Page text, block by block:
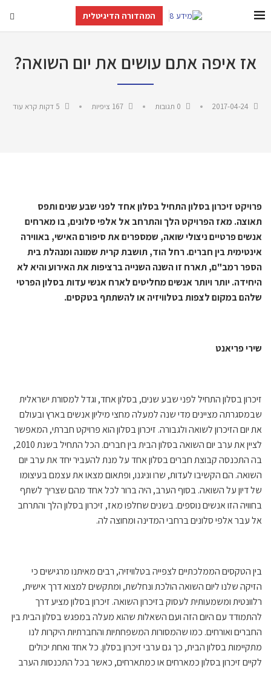
המהדורה הדיגיטלית
אז איפה אתם עושים את יום השואה?
2017-04-24
167 ציפיות
פרויקט זיכרון בסלון התחיל בסלון אחד לפני שבע שנים ותפס
תאוצה. מאז הפרויקט הלך והתרחב אל אלפי סלונים, בו מארחים
אנשים פרטיים ניצולי שואה, שמספרים את סיפורם האישי, באווירה
אינטימית בין חברים. רחל הוד, תושבת קרית שמונה ומנהלת בית
הספר רמב"ם, תארח זו השנה השנייה ברציפות את האירוע והיא לא
היחידה. יותר ויותר אנשים מחליטים לארח אנשי עדות בסלון הפרטי
שלהם במקום לצפות בטלוויזיה או להשתתף בטקסים.
שירי פריאנט
זיכרון בסלון התחיל לפני שבע שנים, בסלון אחד, וגדל למסורת ישראלית
שבמסגרתה מציינים מדי שנה למעלה מחצי מיליון אנשים בארץ ובעולם
את יום הזיכרון לשואה ולגבורה. זיכרון בסלון הוא פרויקט חברתי, המאפשר
לציין את ערב יום השואה בסלון הבית בין חברים. הכל התחיל בשנת 2010,
בה התכנסה קבוצת חברים בסלון אחד על מנת להעביר יחד את ערב יום
השואה. הם הקשיבו לעדות, שרו וניגנו, ופתאום מצאו את עצמם בעיצומו
של דיון על השואה. בסוף הערב, היה ברור לכל אחד מהם שצריך לשתף
בחוויה הזו אנשים נוספים. בשנים שחלפו מאז, זיכרון בסלון הלך והתרחב
אל עבר אלפי סלונים ברחבי המדינה ומחוצה לה.
בין הטקסים הממלכתיים לצפייה בטלוויזיה, רבים מאיתנו מרגישים כי
הזיקה שלנו ליום השואה הולכת ונחלשת, ומתקשים למצוא דרך אישית,
רלוונטית ומשמעותית לעסוק בזיכרון השואה. זיכרון בסלון מציע דרך
להתמודד עם היום הזה ועם השאלות שהוא מעלה במפגש בסלון הבית בין
החברים ואורחים. כמו שהמסורות המשפחתיות והחברתיות היקרות לנו
מתקיימות בסלון הבית, כך גם ערבי זיכרון בסלון. כל אחד ואחת יכולים
לקיים זיכרון בסלון כמארחים או כמתארחים, כאשר בכל התכנסות הערב